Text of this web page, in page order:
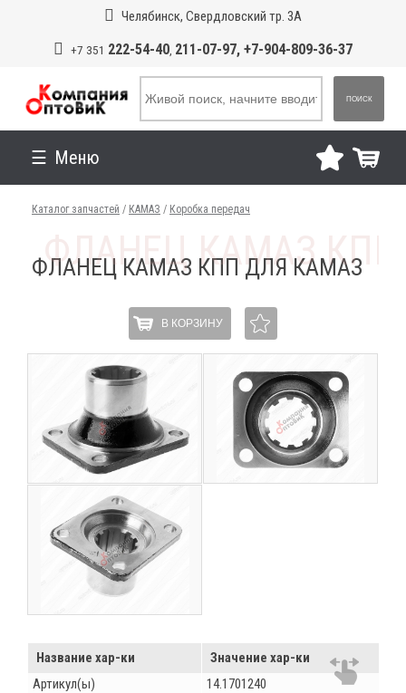
Челябинск, Свердловский тр. 3А
+7 351 222-54-40, 211-07-97, +7-904-809-36-37
ПОИСК
Меню
Каталог запчастей / КАМАЗ / Коробка передач
ФЛАНЕЦ КАМАЗ КПП ДЛЯ КАМАЗ
В КОРЗИНУ
Название хар-ки
Значение хар-ки
Артикул(ы)
14.1701240